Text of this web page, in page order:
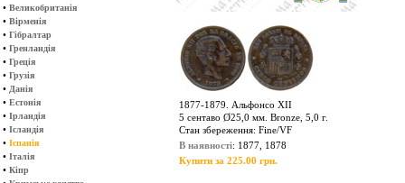
• Великобританія
• Вірменія
• Гібралтар
• Гренландія
• Греція
• Грузія
• Данія
• Естонія
• Ірландія
• Ісландія
• Іспанія
• Італія
• Кіпр
1877-1879. Альфонсо ХІІ
5 сентаво Ø25,0 мм. Bronze, 5,0 г.
Стан збереження: Fine/VF
В наявності: 1877, 1878
Купити за 225.00 грн.